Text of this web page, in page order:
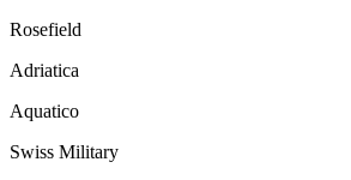
Rosefield
Adriatica
Aquatico
Swiss Military